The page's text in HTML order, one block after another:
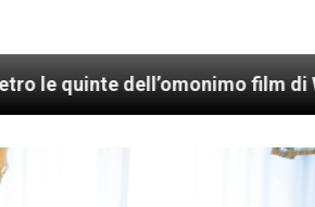
film di Wim Wenders